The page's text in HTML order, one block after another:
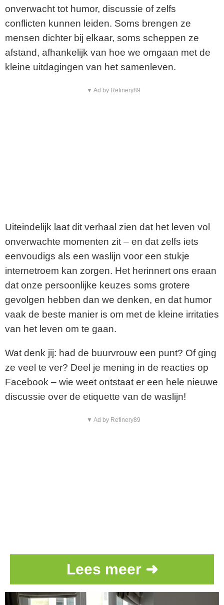
onverwacht tot humor, discussie of zelfs
conflicten kunnen leiden. Soms brengen ze
mensen dichter bij elkaar, soms scheppen ze
afstand, afhankelijk van hoe we omgaan met de
kleine uitdagingen van het samenleven.
▼ Ad by Refinery89
Uiteindelijk laat dit verhaal zien dat het leven vol
onverwachte momenten zit – en dat zelfs iets
eenvoudigs als een waslijn voor een stukje
internetroem kan zorgen. Het herinnert ons eraan
dat onze persoonlijke keuzes soms grotere
gevolgen hebben dan we denken, en dat humor
vaak de beste manier is om met de kleine irritaties
van het leven om te gaan.
Wat denk jij: had de buurvrouw een punt? Of ging
ze veel te ver? Deel je mening in de reacties op
Facebook – wie weet ontstaat er een hele nieuwe
discussie over de etiquette van de waslijn!
▼ Ad by Refinery89
Lees meer ➜